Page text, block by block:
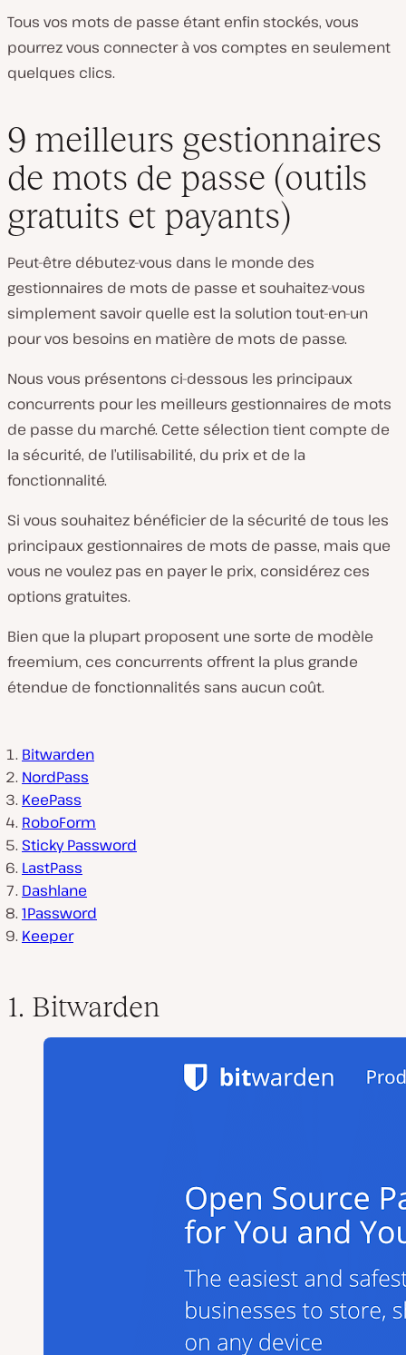
Tous vos mots de passe étant enfin stockés, vous
pourrez vous connecter à vos comptes en seulement
quelques clics.
9 meilleurs gestionnaires
de mots de passe (outils
gratuits et payants)
Peut-être débutez-vous dans le monde des
gestionnaires de mots de passe et souhaitez-vous
simplement savoir quelle est la solution tout-en-un
pour vos besoins en matière de mots de passe.
Nous vous présentons ci-dessous les principaux
concurrents pour les meilleurs gestionnaires de mots
de passe du marché. Cette sélection tient compte de
la sécurité, de l’utilisabilité, du prix et de la
fonctionnalité.
Si vous souhaitez bénéficier de la sécurité de tous les
principaux gestionnaires de mots de passe, mais que
vous ne voulez pas en payer le prix, considérez ces
options gratuites.
Bien que la plupart proposent une sorte de modèle
freemium, ces concurrents offrent la plus grande
étendue de fonctionnalités sans aucun coût.
Bitwarden
NordPass
KeePass
RoboForm
Sticky Password
LastPass
Dashlane
1Password
Keeper
1. Bitwarden